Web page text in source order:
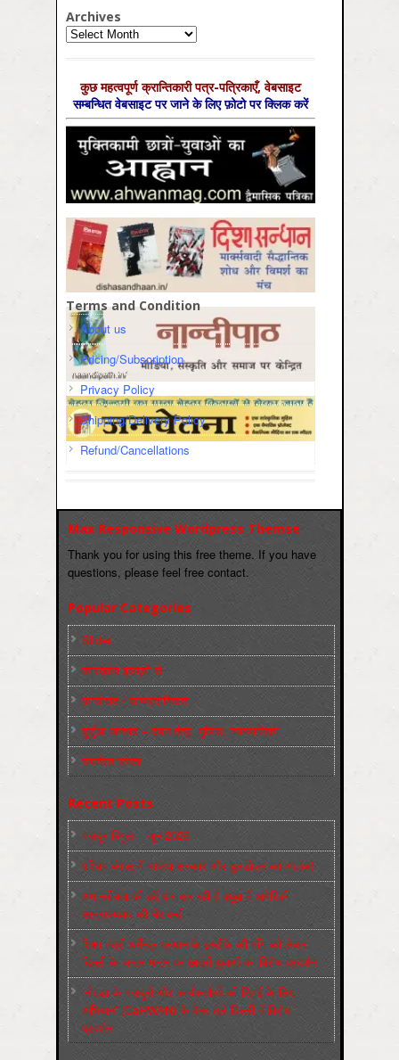
Archives
Archives
कुछ महत्‍वपूर्ण क्रान्तिकारी पत्र-पत्रिकाएँ, वेबसाइट
सम्‍बन्धित वेबसाइट पर जाने के लिए फ़ोटो पर क्लिक करें
Terms and Condition
About us
Pricing/Subscription
Privacy Policy
Shipping/Delivery Policy
Refund/Cancellations
Max Responsive Wordpress Themse
Thank you for using this free theme. If you have
questions, please feel free contact.
Popular Categories
Slider
कारख़ाना इलाक़ों से
फ़ासीवाद / साम्‍प्रदायिकता
बुर्जुआ जनवाद – दमन तंत्र, पुलिस, न्‍यायपालिका
संघर्षरत जनता
Recent Posts
मज़दूर बिगुल – जून 2026
पश्चिम बंगाल में भाजपा सरकार और बुलडोज़र का आतंक!
अमानवीयता की हदें पार कर रही है क्यूबा में अमेरिकी
साम्राज्यवाद की घेराबन्दी
शिक्षा मंत्री धर्मेन्द्र प्रधान के इस्तीफ़े की माँग को लेकर
दिल्ली के जन्तर-मन्तर पर छात्रों-युवाओं का विरोध प्रदर्शन
‘नोएडा के मज़दूरों और कार्यकर्ताओं की रिहाई के लिए
अभियान’ (CaRWAN) के बैनर तले दिल्ली में विरोध
प्रदर्शन